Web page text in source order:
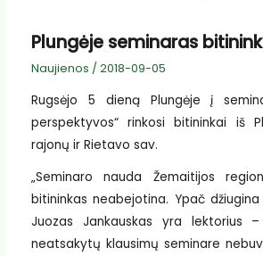
Plungėje seminaras
Naujienos / 2018-09-05
Rugsėjo 5 dieną Plungėje į
perspektyvos“ rinkosi bitininkai iš
rajonų ir Rietavo sav.
„Seminaro nauda Žemaitijos
bitininkas neabejotina. Ypač
Juozas Jankauskas yra lektorius
neatsakytų klausimų seminare